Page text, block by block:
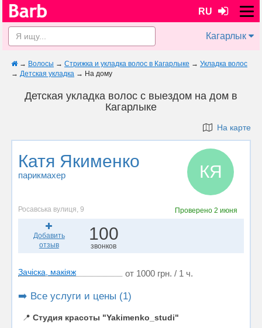
RU
Кагарлык
→ Волосы → Стрижка и укладка волос в Кагарлыке → Укладка волос
→ Детская укладка → На дому
Детская укладка волос с выездом на дом в
Кагарлыке
На карте
Катя Якименко
парикмахер КЯ
Росавська вулиця, 9 Проверено2 июня
Добавить
отзыв
100
звонков
Зачіска, макіяж от 1000 грн. / 1 ч.
➡️ Все услуги и цены (1)
📍 Студия красоты "Yakimenko_studi"